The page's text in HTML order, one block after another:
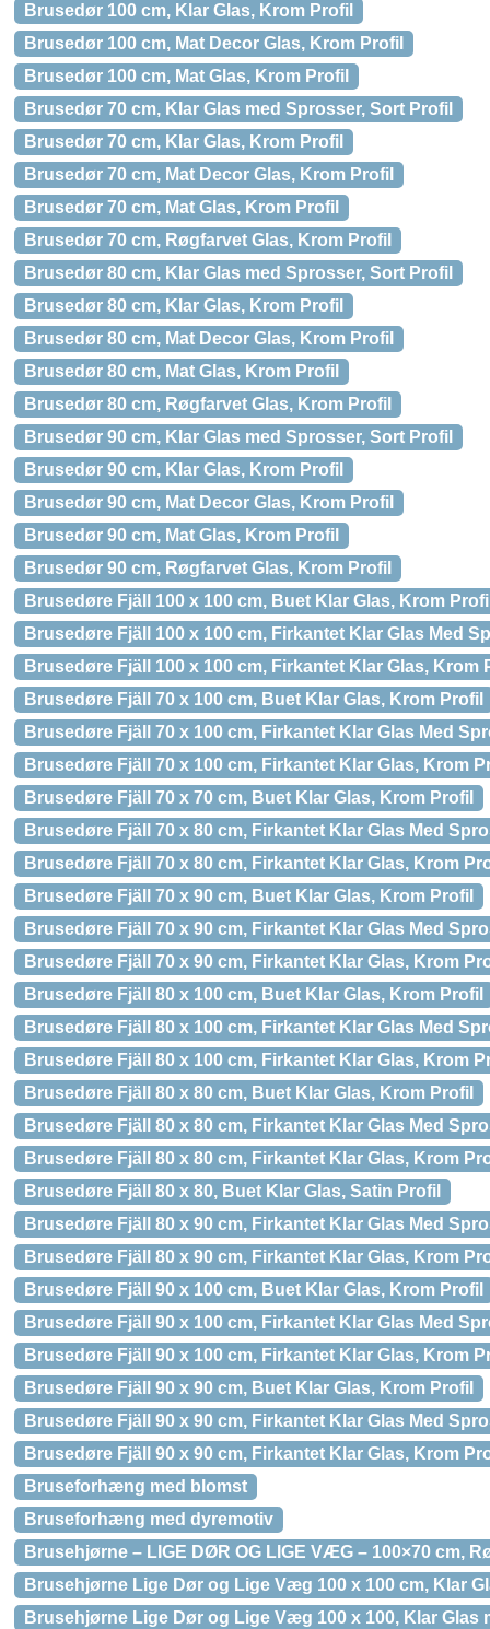
Brusedør 100 cm, Klar Glas, Krom Profil
Brusedør 100 cm, Mat Decor Glas, Krom Profil
Brusedør 100 cm, Mat Glas, Krom Profil
Brusedør 70 cm, Klar Glas med Sprosser, Sort Profil
Brusedør 70 cm, Klar Glas, Krom Profil
Brusedør 70 cm, Mat Decor Glas, Krom Profil
Brusedør 70 cm, Mat Glas, Krom Profil
Brusedør 70 cm, Røgfarvet Glas, Krom Profil
Brusedør 80 cm, Klar Glas med Sprosser, Sort Profil
Brusedør 80 cm, Klar Glas, Krom Profil
Brusedør 80 cm, Mat Decor Glas, Krom Profil
Brusedør 80 cm, Mat Glas, Krom Profil
Brusedør 80 cm, Røgfarvet Glas, Krom Profil
Brusedør 90 cm, Klar Glas med Sprosser, Sort Profil
Brusedør 90 cm, Klar Glas, Krom Profil
Brusedør 90 cm, Mat Decor Glas, Krom Profil
Brusedør 90 cm, Mat Glas, Krom Profil
Brusedør 90 cm, Røgfarvet Glas, Krom Profil
Brusedøre Fjäll 100 x 100 cm, Buet Klar Glas, Krom
Brusedøre Fjäll 100 x 100 cm, Firkantet Klar Glas Med
Brusedøre Fjäll 100 x 100 cm, Firkantet Klar Glas, Krom
Brusedøre Fjäll 70 x 100 cm, Buet Klar Glas, Krom Profil
Brusedøre Fjäll 70 x 100 cm, Firkantet Klar Glas Med
Brusedøre Fjäll 70 x 100 cm, Firkantet Klar Glas, Krom
Brusedøre Fjäll 70 x 70 cm, Buet Klar Glas, Krom Profil
Brusedøre Fjäll 70 x 80 cm, Firkantet Klar Glas Med
Brusedøre Fjäll 70 x 80 cm, Firkantet Klar Glas, Krom
Brusedøre Fjäll 70 x 90 cm, Buet Klar Glas, Krom Profil
Brusedøre Fjäll 70 x 90 cm, Firkantet Klar Glas Med
Brusedøre Fjäll 70 x 90 cm, Firkantet Klar Glas, Krom
Brusedøre Fjäll 80 x 100 cm, Buet Klar Glas, Krom Profil
Brusedøre Fjäll 80 x 100 cm, Firkantet Klar Glas Med
Brusedøre Fjäll 80 x 100 cm, Firkantet Klar Glas, Krom
Brusedøre Fjäll 80 x 80 cm, Buet Klar Glas, Krom Profil
Brusedøre Fjäll 80 x 80 cm, Firkantet Klar Glas Med
Brusedøre Fjäll 80 x 80 cm, Firkantet Klar Glas, Krom
Brusedøre Fjäll 80 x 80, Buet Klar Glas, Satin Profil
Brusedøre Fjäll 80 x 90 cm, Firkantet Klar Glas Med
Brusedøre Fjäll 80 x 90 cm, Firkantet Klar Glas, Krom
Brusedøre Fjäll 90 x 100 cm, Buet Klar Glas, Krom Profil
Brusedøre Fjäll 90 x 100 cm, Firkantet Klar Glas Med
Brusedøre Fjäll 90 x 100 cm, Firkantet Klar Glas, Krom
Brusedøre Fjäll 90 x 90 cm, Buet Klar Glas, Krom Profil
Brusedøre Fjäll 90 x 90 cm, Firkantet Klar Glas Med
Brusedøre Fjäll 90 x 90 cm, Firkantet Klar Glas, Krom
Bruseforhæng med blomst
Bruseforhæng med dyremotiv
Brusehjørne – LIGE DØR OG LIGE VÆG – 100×70 cm,
Brusehjørne Lige Dør og Lige Væg 100 x 100 cm, Klar
Brusehjørne Lige Dør og Lige Væg 100 x 100, Klar Glas